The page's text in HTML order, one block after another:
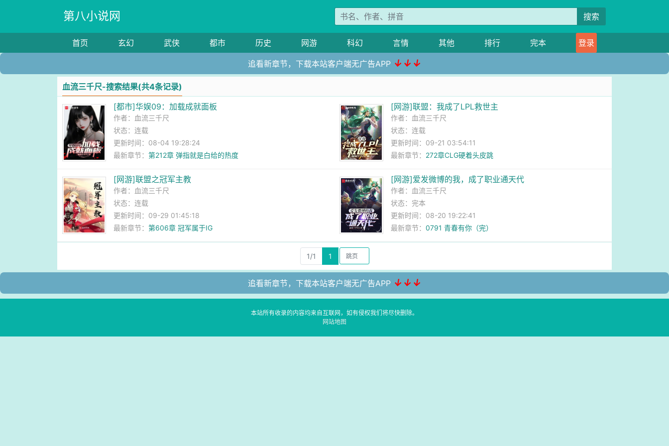
第八小说网 搜索
首页 玄幻 武侠 都市 历史 网游 科幻 言情 其他 排行 完本 登录
追看新章节，下载本站客户端无广告APP ↓↓↓
血流三千尺-搜索结果(共4条记录)
[都市]华娱09：加载成就面板
作者： 血流三千尺
状态：连载
更新时间：08-04 19:28:24
最新章节：第212章 弹指就是白给的热度
[网游]联盟：我成了LPL救世主
作者：
血流三千尺
状态：连载
更新时间：09-21 03:54:11
最新章节： 272章CLG硬着头皮跳
[网游]联盟之冠军主教
作者： 血流三千尺
状态：连载
更新时间：09-29 01:45:18
最新章节：第606章 冠军属于IG
[网游]爱发微博的我，成了职业通天代
作者：
血流三千尺
状态：完本
更新时间：08-20 19:22:41
最新章节： 0791 青春有你（完）
1/1 1
追看新章节，下载本站客户端无广告APP ↓↓↓
本站所有收录的内容均来自互联网，如有侵权我们将尽快删除。
网站地图